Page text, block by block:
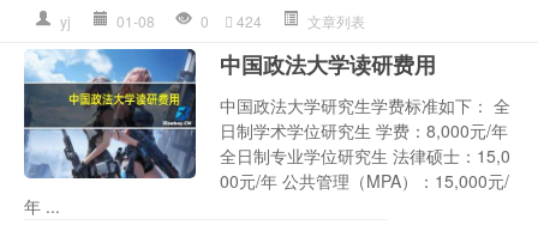
yj 01-08 0 424 文章列表
中国政法大学读研费用
中国政法大学研究生学费标准如下： 全
日制学术学位研究生 学费：8,000元/年
全日制专业学位研究生 法律硕士：15,0
00元/年 公共管理（MPA）：15,000元/
年 ...